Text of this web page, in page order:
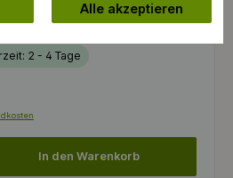
2 - 4 Tage
In den Warenkorb
Alle akzeptieren